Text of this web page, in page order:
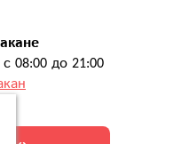
08:00 до 21:00